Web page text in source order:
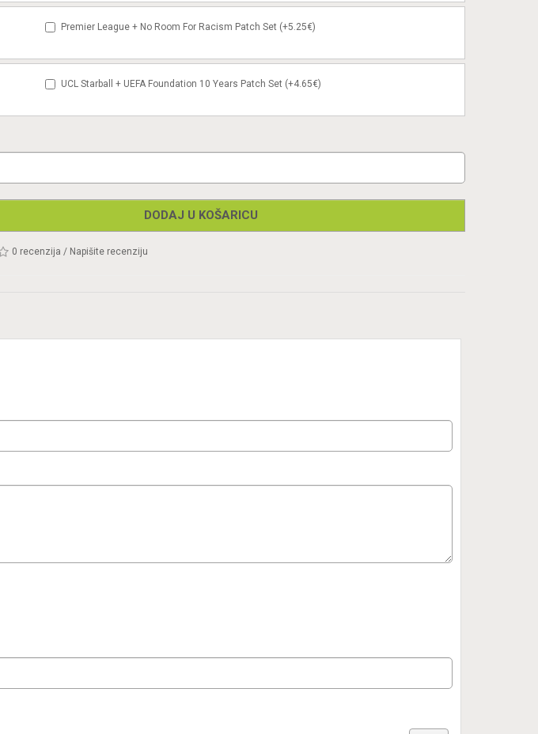
Premier League + No Room For Racism Patch Set (+5.25€)
UCL Starball + UEFA Foundation 10 Years Patch Set (+4.65€)
DODAJ U KOŠARICU
0 recenzija / Napišite recenziju